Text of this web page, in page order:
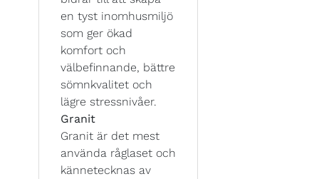
en tyst inomhusmiljö
som ger ökad
komfort och
välbefinnande, bättre
sömnkvalitet och
lägre stressnivåer.
Granit
Granit är det mest
använda råglaset och
kännetecknas av